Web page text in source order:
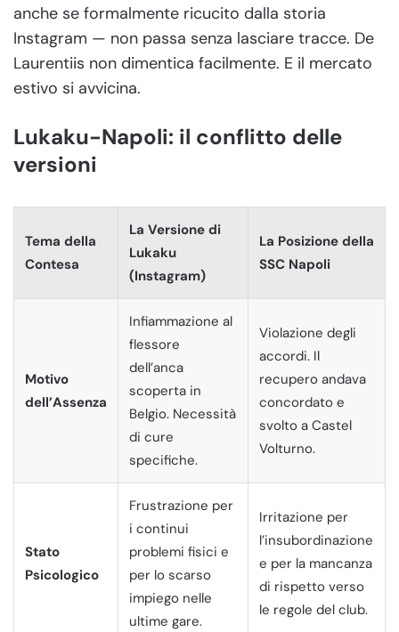
anche se formalmente ricucito dalla storia
Instagram — non passa senza lasciare tracce. De
Laurentiis non dimentica facilmente. E il mercato
estivo si avvicina.
Lukaku-Napoli: il conflitto delle
versioni
Tema della
Contesa
La Versione di
Lukaku
(Instagram)
La Posizione della
SSC Napoli
Motivo
dell’Assenza
Infiammazione al
flessore
dell’anca
scoperta in
Belgio. Necessità
di cure
specifiche.
Violazione degli
accordi. Il
recupero andava
concordato e
svolto a Castel
Volturno.
Stato
Psicologico
Frustrazione per
i continui
problemi fisici e
per lo scarso
impiego nelle
ultime gare.
Irritazione per
l’insubordinazione
e per la mancanza
di rispetto verso
le regole del club.